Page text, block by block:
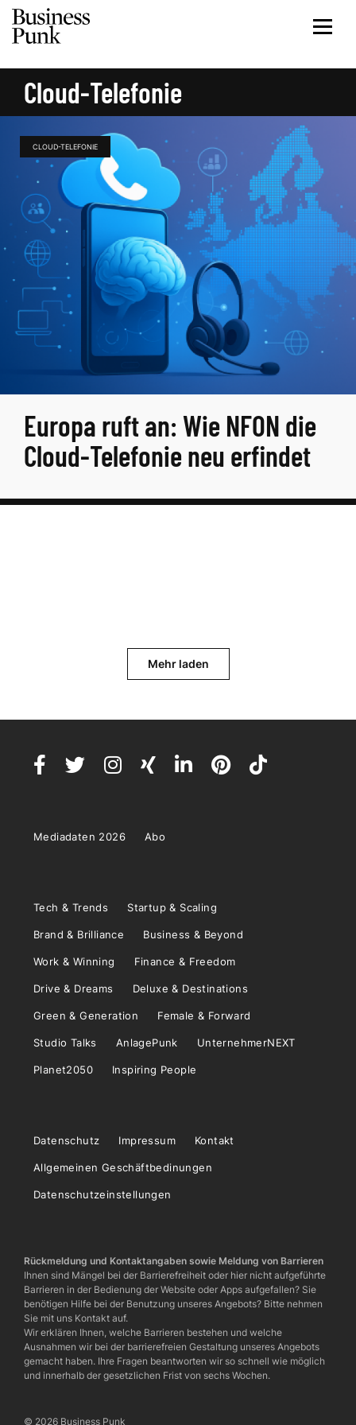
Cloud-Telefonie
CLOUD-TELEFONIE
Europa ruft an: Wie NFON die
Cloud-Telefonie neu erfindet
Mehr laden
Mediadaten 2026 Abo
Tech & Trends Startup & Scaling
Brand & Brilliance Business & Beyond
Work & Winning Finance & Freedom
Drive & Dreams Deluxe & Destinations
Green & Generation Female & Forward
Studio Talks AnlagePunk UnternehmerNEXT
Planet2050 Inspiring People
Datenschutz Impressum Kontakt
Allgemeinen Geschäftbedinungen
Datenschutzeinstellungen
Rückmeldung und Kontaktangaben sowie Meldung von Barrieren
Ihnen sind Mängel bei der Barrierefreiheit oder hier nicht aufgeführte
Barrieren in der Bedienung der Website oder Apps aufgefallen? Sie
benötigen Hilfe bei der Benutzung unseres Angebots? Bitte nehmen
Sie mit uns Kontakt auf.
Wir erklären Ihnen, welche Barrieren bestehen und welche
Ausnahmen wir bei der barrierefreien Gestaltung unseres Angebots
gemacht haben. Ihre Fragen beantworten wir so schnell wie möglich
und innerhalb der gesetzlichen Frist von sechs Wochen.
© 2026 Business Punk